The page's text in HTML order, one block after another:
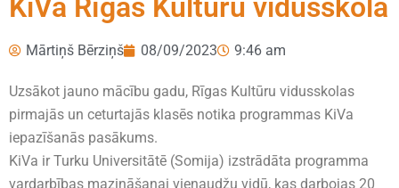
KiVa Rīgas Kultūru vidusskolā
Mārtiņš Bērziņš 08/09/2023 9:46 am
Uzsākot jauno mācību gadu, Rīgas Kultūru vidusskolas
pirmajās un ceturtajās klasēs notika programmas KiVa
iepazīšanās pasākums.
KiVa ir Turku Universitātē (Somija) izstrādāta programma
vardarbības mazināšanai vienaudžu vidū, kas darbojas 20